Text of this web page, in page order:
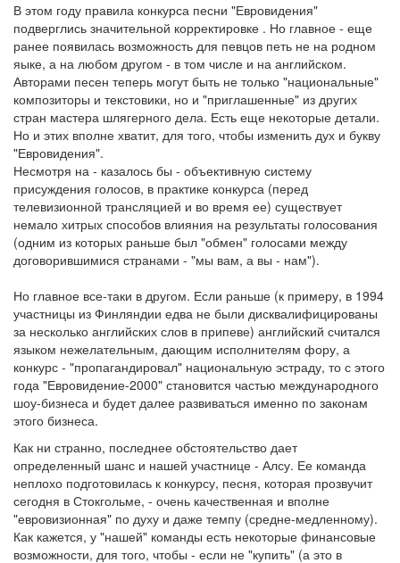
В этом году правила конкурса песни "Евровидения"
подверглись значительной корректировке . Но главное - еще
ранее появилась возможность для певцов петь не на родном
яыке, а на любом другом - в том числе и на английском.
Авторами песен теперь могут быть не только "национальные"
композиторы и текстовики, но и "приглашенные" из других
стран мастера шлягерного дела. Есть еще некоторые детали.
Но и этих вполне хватит, для того, чтобы изменить дух и букву
"Евровидения".
Несмотря на - казалось бы - объективную систему
присуждения голосов, в практике конкурса (перед
телевизионной трансляцией и во время ее) существует
немало хитрых способов влияния на результаты голосования
(одним из которых раньше был "обмен" голосами между
договорившимися странами - "мы вам, а вы - нам").
Но главное все-таки в другом. Если раньше (к примеру, в 1994
участницы из Финляндии едва не были дисквалифицированы
за несколько английских слов в припеве) английский считался
языком нежелательным, дающим исполнителям фору, а
конкурс - "пропагандировал" национальную эстраду, то с этого
года "Евровидение-2000" становится частью международного
шоу-бизнеса и будет далее развиваться именно по законам
этого бизнеса.
Как ни странно, последнее обстоятельство дает
определенный шанс и нашей участнице - Алсу. Ее команда
неплохо подготовилась к конкурсу, песня, которая прозвучит
сегодня в Стокгольме, - очень качественная и вполне
"евровизионная" по духу и даже темпу (средне-медленному).
Как кажется, у "нашей" команды есть некоторые финансовые
возможности, для того, чтобы - если не "купить" (а это в